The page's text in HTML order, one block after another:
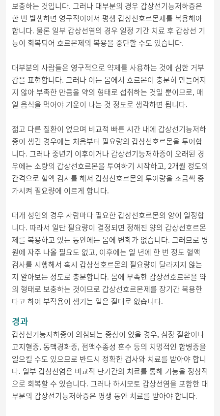
보충하는 것입니다. 그러나 대부분의 경우 갑상선기능저하증은
한 번 발생하면 영구적이어서 평생 갑상선호르몬제를 복용해야
합니다. 물론 일부 갑상선염의 경우 일정 기간 치료 후 갑상선 기
능이 회복되어 호르몬제의 복용을 중단할 수도 있습니다.
대부분의 사람들은 영구적으로 약제를 사용하는 것에 심한 거부
감을 표현합니다. 그러나 이는 몸에서 호르몬이 충분히 만들어지
지 않아 부족한 만큼을 약의 형태로 섭취하는 것일 뿐이므로, 매
일 음식을 먹어야 기운이 나는 것 정도로 생각하면 됩니다.
젊고 다른 질환이 없으며 비교적 빠른 시간 내에 갑상선기능저하
증이 생긴 경우에는 처음부터 필요량의 갑상선호르몬을 투여합
니다. 그러나 중년기 이후이거나 갑상선기능저하증이 오래된 경
우에는 소량의 갑상선호르몬을 투여하기 시작하고, 2개월 정도의
간격으로 혈액 검사를 해서 갑상선호르몬의 투여량을 조금씩 증
가시켜 필요량에 이르게 합니다.
대개 성인의 경우 사람마다 필요한 갑상선호르몬의 양이 일정합
니다. 따라서 일단 필요량이 결정되면 정해진 양의 갑상선호르몬
제를 복용하고 있는 동안에는 몸에 변화가 없습니다. 그러므로 병
원에 자주 나올 필요도 없고, 이후에는 일 년에 한 번 정도 혈액
검사를 시행해서 혹시 갑상선호르몬의 필요량이 달라지지 않는
지 알아보는 정도로 충분합니다. 몸에 부족한 갑상선호르몬을 약
의 형태로 보충하는 것이므로 갑상선호르몬제를 장기간 복용한
다고 하여 부작용이 생기는 일은 절대로 없습니다.
경과
갑상선기능저하증이 의심되는 증상이 있을 경우, 심장 질환이나
고지혈증, 동맥경화증, 점액수종성 혼수 등의 치명적인 합병증을
일으킬 수도 있으므로 반드시 정확한 검사와 치료를 받아야 합니
다. 일부 갑상선염은 비교적 단기간의 치료를 통해 기능을 정상적
으로 회복할 수 있습니다. 그러나 하시모토 갑상선염을 포함한 대
부분의 갑상선기능저하증은 평생 동안 치료를 받아야 합니다.